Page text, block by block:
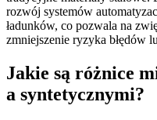
rozwój systemów
ładunków, co pozwala na
zmniejszenie ryzyka błędów
Jakie są różnice
a syntetycznymi?